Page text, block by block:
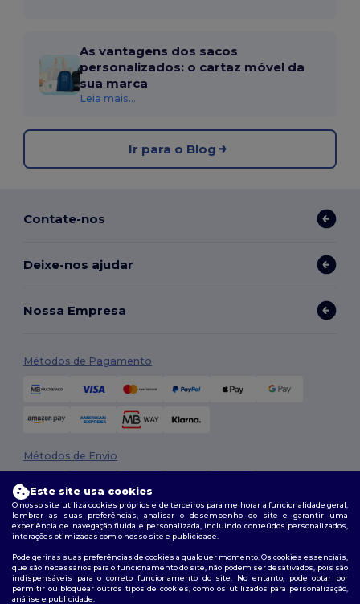
As vantagens dos sacos
personalizados: o cartaz móvel da
sua marca
Leia mais...
Ir para o Blog
Contate-nos
Deixe-nos ajudar
Nossa Empresa
Métodos de Pagamento
Métodos de Envio
Siga-nos
Este site usa cookies
O nosso site utiliza cookies próprios e de terceiros para melhorar a funcionalidade geral,
lembrar as suas preferências, analisar o desempenho do site e garantir uma
experiência de navegação fluida e personalizada, incluindo conteúdos personalizados,
interações otimizadas com o nosso site e publicidade.
Pode gerir as suas preferências de cookies a qualquer momento. Os cookies essenciais,
que são necessários para o funcionamento do site, não podem ser desativados, pois são
indispensáveis para o correto funcionamento do site. No entanto, pode optar por
permitir ou bloquear outros tipos de cookies, como os utilizados para personalização,
análise e publicidade.